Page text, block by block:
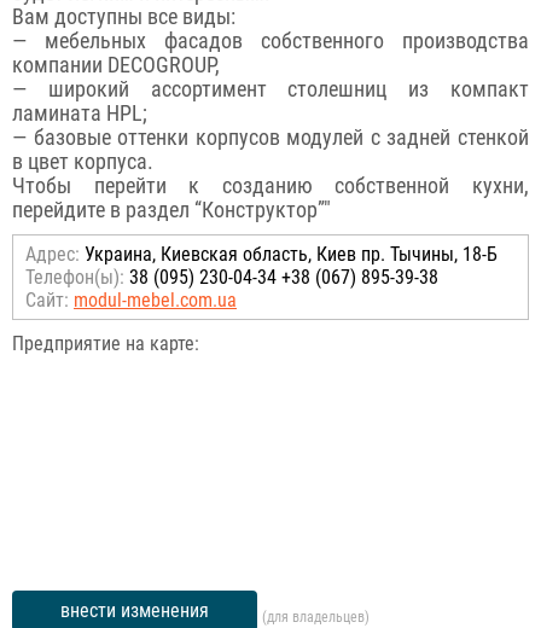
Вам доступны все виды:
— мебельных фасадов собственного производства
компании DECOGROUP,
— широкий ассортимент столешниц из компакт
ламината HPL;
— базовые оттенки корпусов модулей с задней стенкой
в цвет корпуса.
Чтобы перейти к созданию собственной кухни,
перейдите в раздел “Конструктор”"
Адрес: Украина, Киевская область, Киев пр. Тычины, 18-Б
Телефон(ы): 38 (095) 230-04-34 +38 (067) 895-39-38
Сайт: modul-mebel.com.ua
Предприятие на карте:
внести изменения (для владельцев)